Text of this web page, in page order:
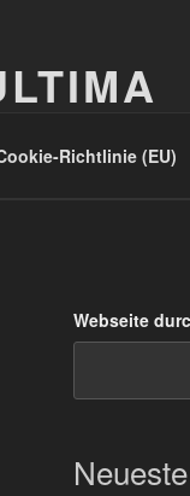
Richtlinie (EU)
Webseite